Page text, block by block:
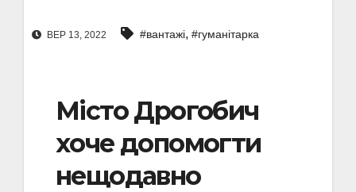
ВЕР 13, 2022 #вантажі, #гуманітарка
Місто Дрогобич
хоче допомогти
нещодавно